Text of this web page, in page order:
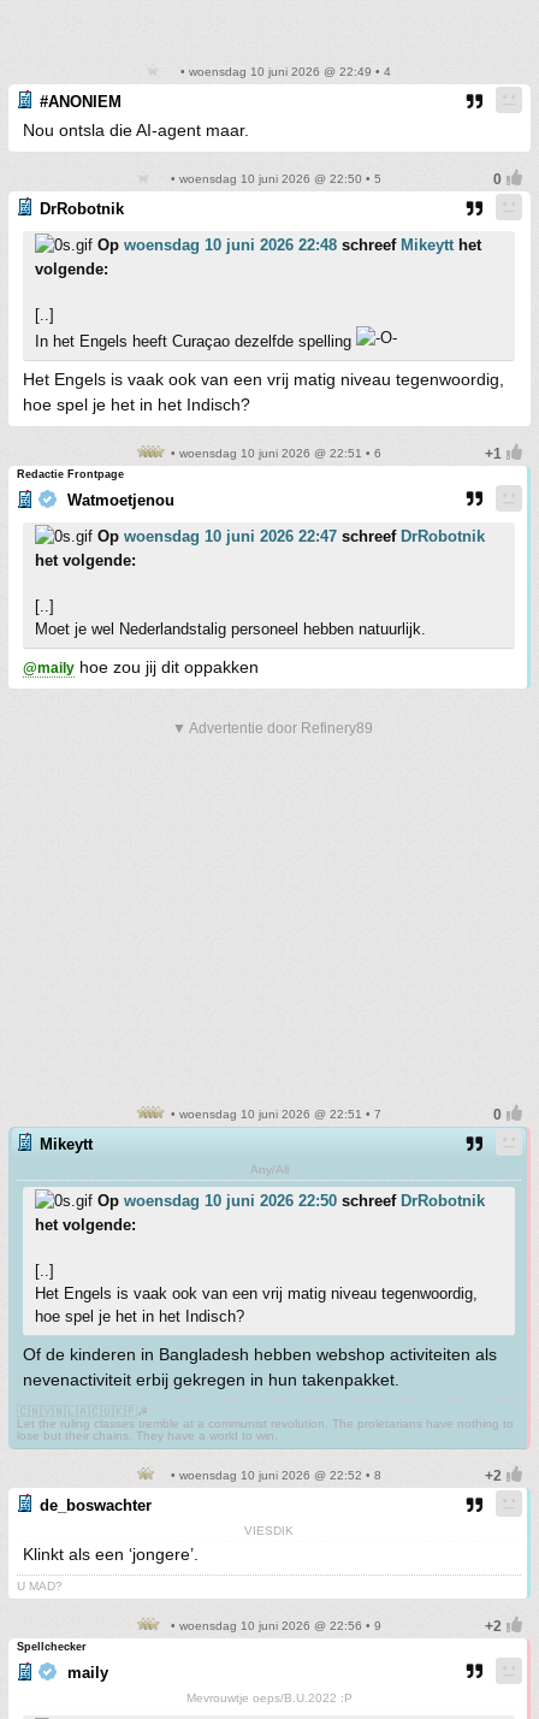
• woensdag 10 juni 2026 @ 22:49 • 4
#ANONIEM
Nou ontsla die AI-agent maar.
• woensdag 10 juni 2026 @ 22:50 • 5
DrRobotnik
Op woensdag 10 juni 2026 22:48 schreef Mikeytthet
volgende:
[..]
In het Engels heeft Curaçao dezelfde spelling
Het Engels is vaak ook van een vrij matig niveau tegenwoordig,
hoe spel je het in het Indisch?
• woensdag 10 juni 2026 @ 22:51 • 6
Redactie Frontpage
Watmoetjenou
Op woensdag 10 juni 2026 22:47 schreef DrRobotnik
het volgende:
[..]
Moet je wel Nederlandstalig personeel hebben natuurlijk.
@maily hoe zou jij dit oppakken
▼ Advertentie door Refinery89
• woensdag 10 juni 2026 @ 22:51 • 7
Mikeytt
Any/All
Op woensdag 10 juni 2026 22:50 schreef DrRobotnik
het volgende:
[..]
Het Engels is vaak ook van een vrij matig niveau tegenwoordig,
hoe spel je het in het Indisch?
Of de kinderen in Bangladesh hebben webshop activiteiten als
nevenactiviteit erbij gekregen in hun takenpakket.
🇨🇳🇻🇳🇱🇦🇨🇺🇰🇵☭
Let the ruling classes tremble at a communist revolution. The proletarians have nothing to
lose but their chains. They have a world to win.
• woensdag 10 juni 2026 @ 22:52 • 8
de_boswachter
VIESDIK
Klinkt als een ‘jongere’.
U MAD?
• woensdag 10 juni 2026 @ 22:56 • 9
Spellchecker
maily
Mevrouwtje oeps/B.U.2022 :P